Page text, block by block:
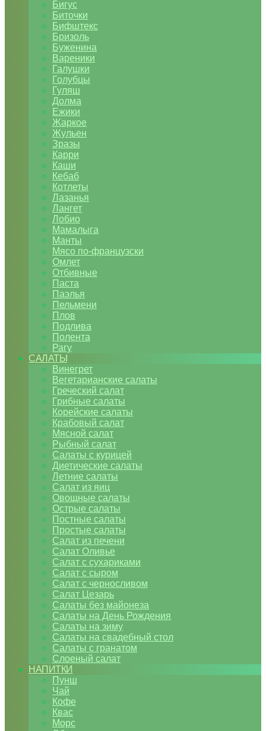
Бигус
Биточки
Бифштекс
Бризоль
Буженина
Вареники
Галушки
Голубцы
Гуляш
Долма
Ежики
Жаркое
Жульен
Зразы
Карри
Каши
Кебаб
Котлеты
Лазанья
Лангет
Лобио
Мамалыга
Манты
Мясо по-французски
Омлет
Отбивные
Паста
Паэлья
Пельмени
Плов
Подлива
Полента
Рагу
САЛАТЫ
Винегрет
Вегетарианские салаты
Греческий салат
Грибные салаты
Корейские салаты
Крабовый салат
Мясной салат
Рыбный салат
Салаты с курицей
Диетические салаты
Летние салаты
Салат из яиц
Овощные салаты
Острые салаты
Постные салаты
Простые салаты
Салат из печени
Салат Оливье
Салат с сухариками
Салат с сыром
Салат с черносливом
Салат Цезарь
Салаты без майонеза
Салаты на День Рождения
Салаты на зиму
Салаты на свадебный стол
Салаты с гранатом
Слоеный салат
НАПИТКИ
Пунш
Чай
Кофе
Квас
Морс